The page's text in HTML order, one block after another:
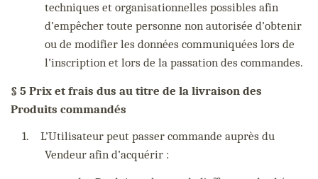
techniques et organisationnelles possibles afin
d’empêcher toute personne non autorisée d’obtenir
ou de modifier les données communiquées lors de
l’inscription et lors de la passation des commandes.
§ 5 Prix et frais dus au titre de la livraison des
Produits commandés
1.
L’Utilisateur peut passer commande auprès du
Vendeur afin d’acquérir :